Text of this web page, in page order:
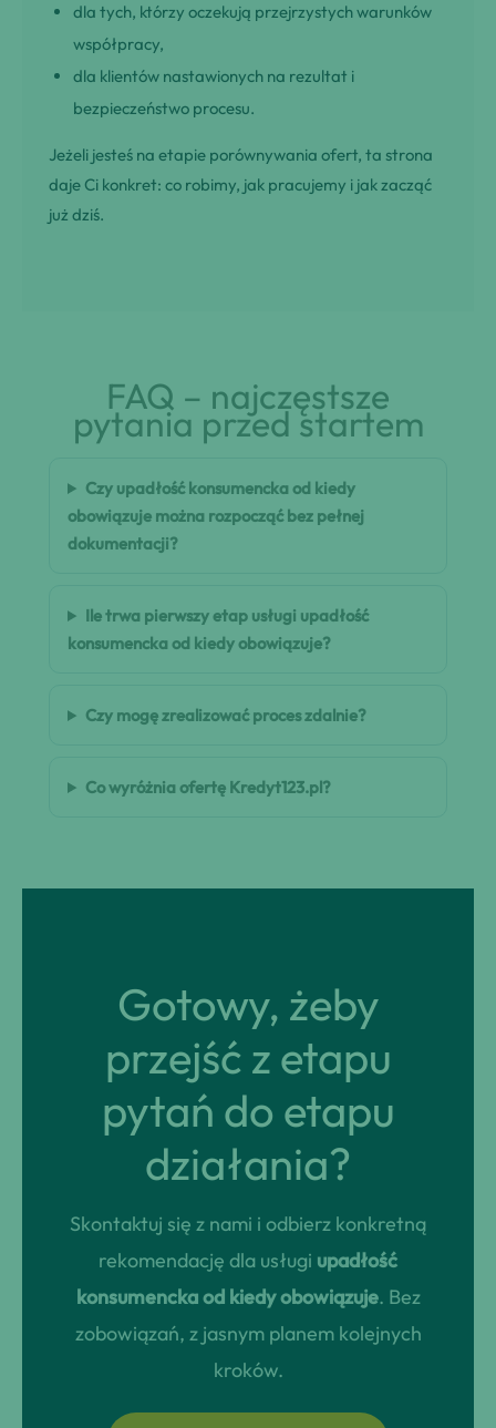
dla tych, którzy oczekują przejrzystych warunków
współpracy,
dla klientów nastawionych na rezultat i
bezpieczeństwo procesu.
Jeżeli jesteś na etapie porównywania ofert, ta strona
daje Ci konkret: co robimy, jak pracujemy i jak zacząć
już dziś.
FAQ – najczęstsze
pytania przed startem
Czy upadłość konsumencka od kiedy
obowiązuje można rozpocząć bez pełnej
dokumentacji?
Ile trwa pierwszy etap usługi upadłość
konsumencka od kiedy obowiązuje?
Czy mogę zrealizować proces zdalnie?
Co wyróżnia ofertę Kredyt123.pl?
Gotowy, żeby
przejść z etapu
pytań do etapu
działania?
Skontaktuj się z nami i odbierz konkretną
rekomendację dla usługi upadłość
konsumencka od kiedy obowiązuje. Bez
zobowiązań, z jasnym planem kolejnych
kroków.